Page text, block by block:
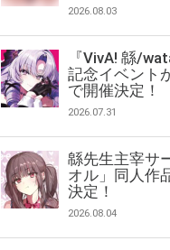
2026.08.03
『VivA! 緜/
記念イベント
で開催決定！
2026.07.31
緜先生主宰サ
オル」同人作
決定！
2026.08.04